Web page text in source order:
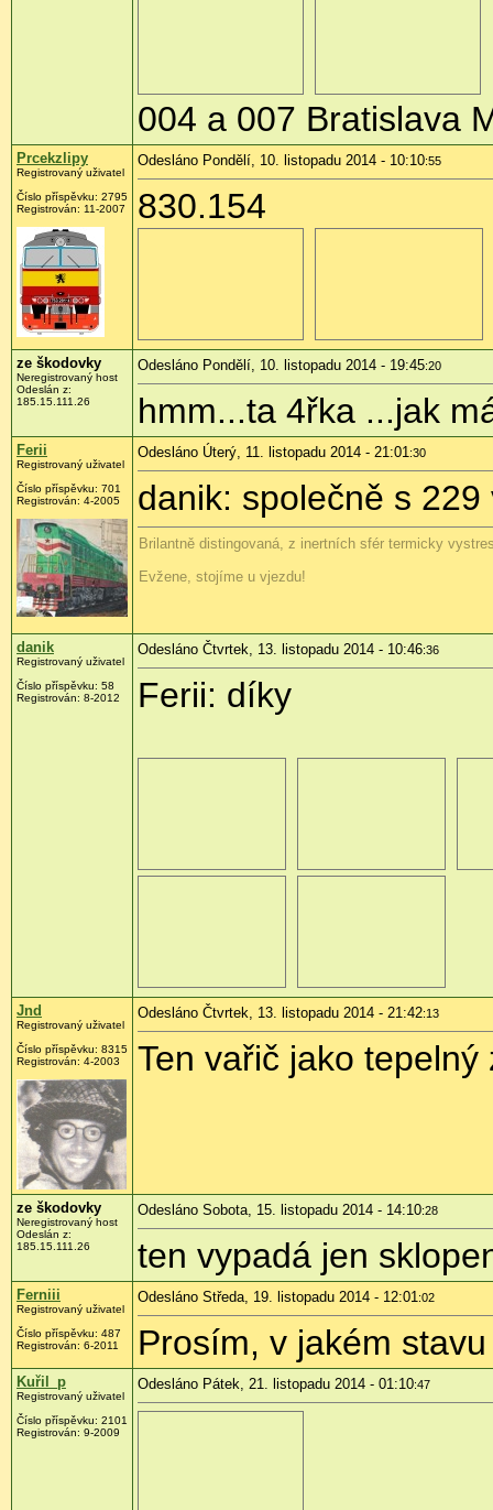
004 a 007 Bratislava
Prcekzlipy
Registrovaný uživatel
Číslo příspěvku: 2795
Registrován: 11-2007
Odesláno Pondělí, 10. listopadu 2014 - 10:10:55
830.154
ze škodovky
Neregistrovaný host
Odeslán z:
185.15.111.26
Odesláno Pondělí, 10. listopadu 2014 - 19:45:20
hmm...ta 4řka ...jak
Ferii
Registrovaný uživatel
Číslo příspěvku: 701
Registrován: 4-2005
Odesláno Úterý, 11. listopadu 2014 - 21:01:30
danik: společně s
Brilantně distingovaná, z inertních sfér termicky
Evžene, stojíme u vjezdu!
danik
Registrovaný uživatel
Číslo příspěvku: 58
Registrován: 8-2012
Odesláno Čtvrtek, 13. listopadu 2014 - 10:46:36
Ferii: díky
Jnd
Registrovaný uživatel
Číslo příspěvku: 8315
Registrován: 4-2003
Odesláno Čtvrtek, 13. listopadu 2014 - 21:42:13
Ten vařič jako
ze škodovky
Neregistrovaný host
Odeslán z:
185.15.111.26
Odesláno Sobota, 15. listopadu 2014 - 14:10:28
ten vypadá jen
Ferniii
Registrovaný uživatel
Číslo příspěvku: 487
Registrován: 6-2011
Odesláno Středa, 19. listopadu 2014 - 12:01:02
Prosím, v jakém
Kuřil_p
Registrovaný uživatel
Číslo příspěvku: 2101
Registrován: 9-2009
Odesláno Pátek, 21. listopadu 2014 - 01:10:47